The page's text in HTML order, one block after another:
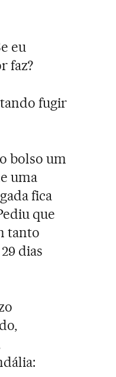
eu
faz?
fugir
bolso um
uma
fica
que
tanto
dias